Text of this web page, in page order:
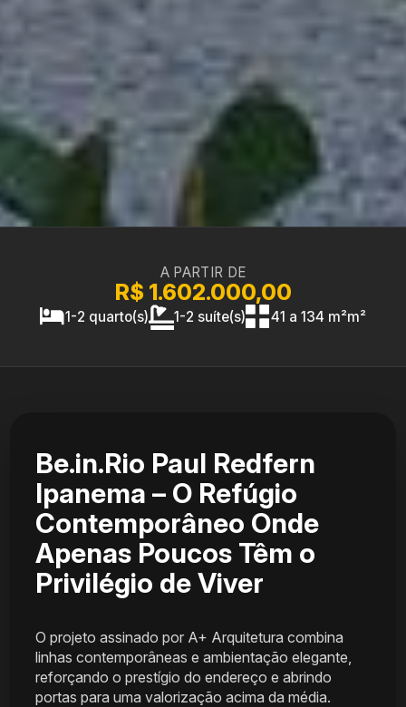
A PARTIR DE
R$ 1.602.000,00
1-2 quarto(s) 1-2 suíte(s) 41 a 134 m²m²
Be.in.Rio Paul Redfern
Ipanema – O Refúgio
Contemporâneo Onde
Apenas Poucos Têm o
Privilégio de Viver
O projeto assinado por A+ Arquitetura combina
linhas contemporâneas e ambientação elegante,
reforçando o prestígio do endereço e abrindo
portas para uma valorização acima da média.